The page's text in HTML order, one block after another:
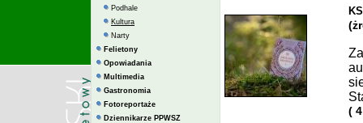
Podhale
Kultura
Narty
Felietony
Opowiadania
Multimedia
Gastronomia
Fotoreportaże
Dziennikarze PPWSZ
(